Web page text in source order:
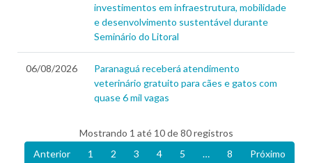
investimentos em infraestrutura, mobilidade
e desenvolvimento sustentável durante
Seminário do Litoral
06/08/2026
Paranaguá receberá atendimento
veterinário gratuito para cães e gatos com
quase 6 mil vagas
Mostrando 1 até 10 de 80 registros
Anterior
1 2 3 4 5 … 8 Próximo